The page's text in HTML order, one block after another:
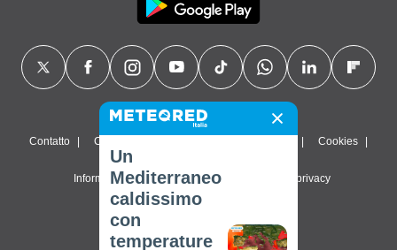
Contatto Chi siamo Cookies
Informativa sulla privacy Impostazioni sulla privacy
© 2026 Meteored. Tutti i diritti riservati
Un
Mediterraneo
caldissimo
con
temperature